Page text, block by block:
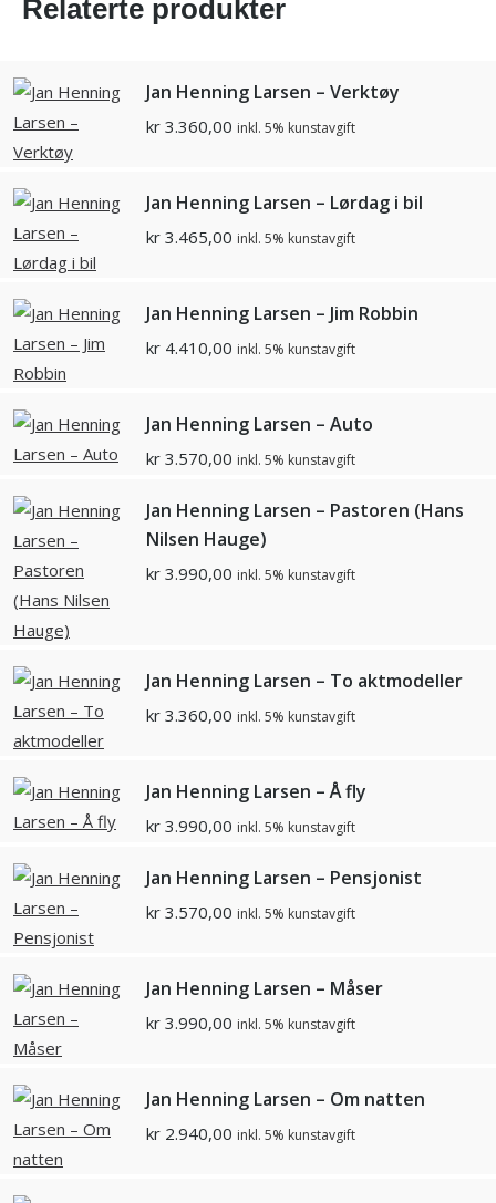
Relaterte produkter
Jan Henning Larsen – Verktøy
kr 3.360,00 inkl. 5% kunstavgift
Jan Henning Larsen – Lørdag i bil
kr 3.465,00 inkl. 5% kunstavgift
Jan Henning Larsen – Jim Robbin
kr 4.410,00 inkl. 5% kunstavgift
Jan Henning Larsen – Auto
kr 3.570,00 inkl. 5% kunstavgift
Jan Henning Larsen – Pastoren (Hans
Nilsen Hauge)
kr 3.990,00 inkl. 5% kunstavgift
Jan Henning Larsen – To aktmodeller
kr 3.360,00 inkl. 5% kunstavgift
Jan Henning Larsen – Å fly
kr 3.990,00 inkl. 5% kunstavgift
Jan Henning Larsen – Pensjonist
kr 3.570,00 inkl. 5% kunstavgift
Jan Henning Larsen – Måser
kr 3.990,00 inkl. 5% kunstavgift
Jan Henning Larsen – Om natten
kr 2.940,00 inkl. 5% kunstavgift